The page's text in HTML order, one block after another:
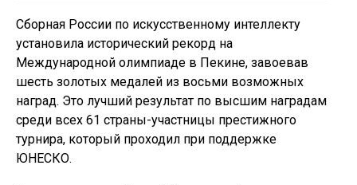
Сборная России по искусственному интеллекту
установила исторический рекорд на
Международной олимпиаде в Пекине, завоевав
шесть золотых медалей из восьми возможных
наград. Это лучший результат по высшим наградам
среди всех 61 страны-участницы престижного
турнира, который проходил при поддержке
ЮНЕСКО.